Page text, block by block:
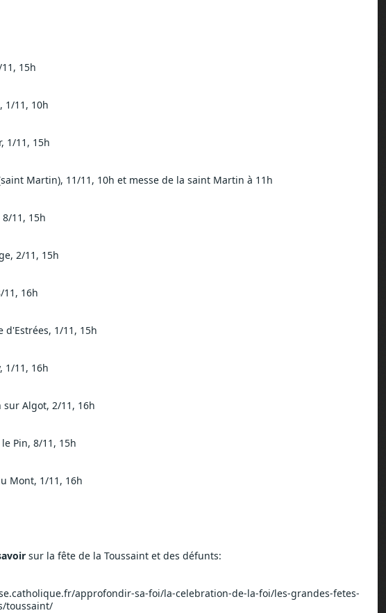
15h
1/11, 10h
1/11, 15h
Martin), 11/11, 10h et messe de la saint Martin à 11h
11, 15h
2/11, 15h
11, 16h
d'Estrées, 1/11, 15h
1/11, 16h
sur Algot, 2/11, 16h
Pin, 8/11, 15h
Mont, 1/11, 16h
sur la fête de la Toussaint et des défunts:
approfondir-sa-foi/la-celebration-de-la-foi/les-grandes-fetes-
toussaint/